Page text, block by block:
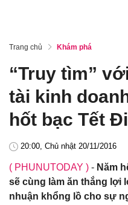
Trang chủ Khám phá
“Truy tìm”
tài kinh
hốt bạc Tết
20:00, Chủ nhật 20/11/2016
( PHUNUTODAY ) - Năm
sẽ cùng làm ăn thắng lợi
nhuận khổng lồ cho sự